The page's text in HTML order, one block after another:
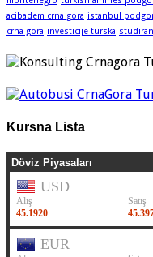
acibadem crna gora istanbul
crna gora investicije turska
Kursna Lista